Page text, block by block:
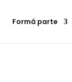
Formá parte